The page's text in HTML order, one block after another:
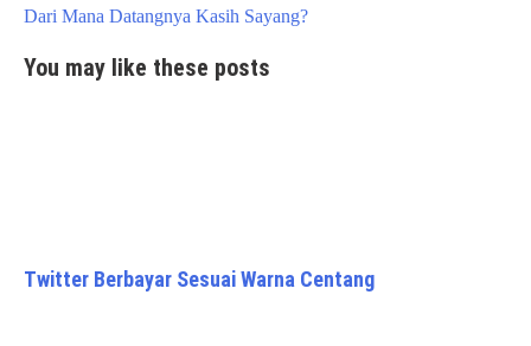
Dari Mana Datangnya Kasih Sayang?
You may like these posts
Twitter Berbayar Sesuai Warna Centang